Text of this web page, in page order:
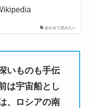
あわせて読みたい
いものも手伝
は宇宙船とし
、ロシアの南